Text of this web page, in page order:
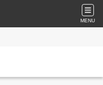
MENU